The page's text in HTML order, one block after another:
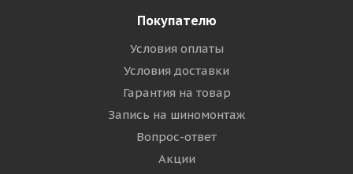
Покупателю
Условия оплаты
Условия доставки
Гарантия на товар
Запись на шиномонтаж
Вопрос-ответ
Акции